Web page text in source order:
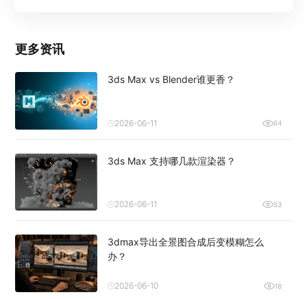
更多资讯
3ds Max vs Blender谁更香？
2026-06-11 64
3ds Max 支持哪几款渲染器？
2026-06-11 53
3dmax导出全景图合成后变模糊怎么
办？
2026-06-10 18